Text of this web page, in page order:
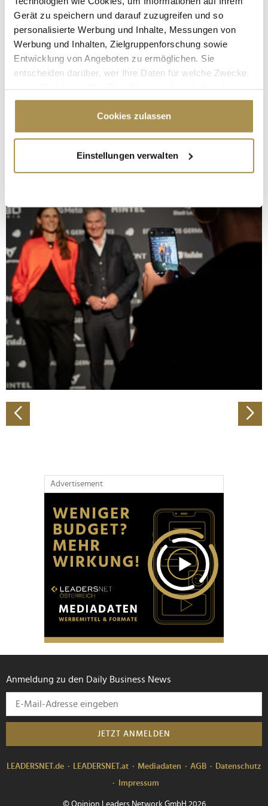
Gerät zu speichern und darauf zuzugreifen und so
personalisierte Werbung und Inhalte, Messungen von
Werbung und Inhalten, Zielgruppenforschung sowie
Entwicklung von Angeboten zu ermöglichen. Sie
entscheiden darüber, wer Ihre Daten für welche Zwecke
Cookie-Erklärung oder durch Klicken auf das Privacy
Trigger Symbol ändern oder widerrufen
Informationen über Ihre geografische Lage
erfassen, welche bis auf einige Meter genau sein
bestimmten Merkmalen (Fingerprinting) identifizieren
Erfahren Sie mehr darüber, wie Ihre persönlichen Daten
verarbeitet werden, und legen Sie Ihre Präferenzen im
Abschnitt Einzelheiten
fest.
Wir verwenden Cookies, um Inhalte und Anzeigen zu
personalisieren, Funktionen für soziale Medien anbieten
zu können und die Zugriffe auf unsere Website zu
analysieren. Außerdem geben wir Informationen zu Ihrer
Verwendung unserer Website an unsere Partner für
soziale Medien, Werbung und Analysen weiter. Unsere
Partner führen diese Informationen möglicherweise mit
haben oder die sie im Rahmen Ihrer Nutzung der Dienste
gesammelt haben.
Cookies zulassen
Einstellungen verwalten
Advertisement
Anmeldung zu den Daily Business News
JETZT ANMELDEN
LEADERSNET.de LEADERSNET.at Mediadaten AGB
Datenschutz
Impressum